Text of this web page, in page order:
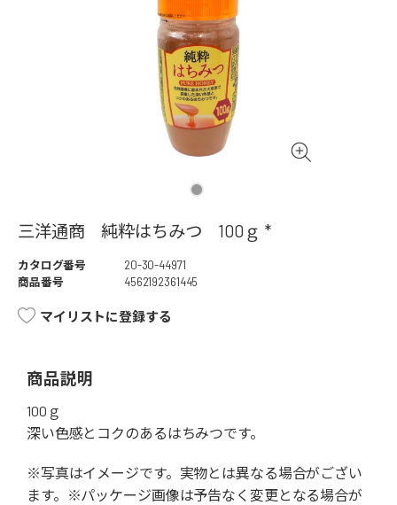
三洋通商 純粋はちみつ 100ｇ *
カタログ番号
20-30-44971
商品番号
4562192361445
マイリストに登録する
商品説明
100ｇ
深い色感とコクのあるはちみつです。
※写真はイメージです。実物とは異なる場合がござい
ます。※パッケージ画像は予告なく変更となる場合が